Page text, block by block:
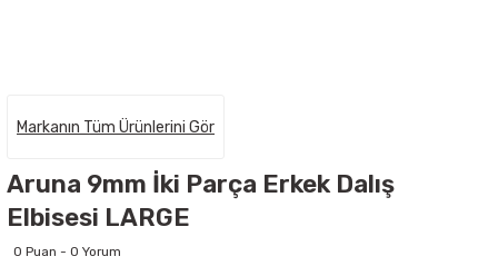
Markanın Tüm Ürünlerini Gör
Aruna 9mm İki Parça Erkek Dalış
Elbisesi LARGE
0 Puan - 0 Yorum